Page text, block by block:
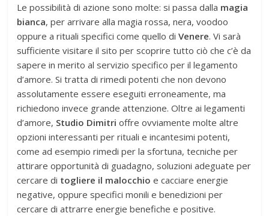
Le possibilità di azione sono molte: si passa dalla magia
bianca, per arrivare alla magia rossa, nera, voodoo
oppure a rituali specifici come quello diVenere. Vi sarà
sufficiente visitare il sito per scoprire tutto ciò che c’è da
sapere in merito al servizio specifico per il legamento
d’amore. Si tratta di rimedi potenti che non devono
assolutamente essere eseguiti erroneamente, ma
richiedono invece grande attenzione. Oltre ai legamenti
d’amore, Studio Dimitri offre ovviamente molte altre
opzioni interessanti per rituali e incantesimi potenti,
come ad esempio rimedi per la sfortuna, tecniche per
attirare opportunità di guadagno, soluzioni adeguate per
cercare di togliere il malocchio e cacciare energie
negative, oppure specifici monili e benedizioni per
cercare di attrarre energie benefiche e positive.